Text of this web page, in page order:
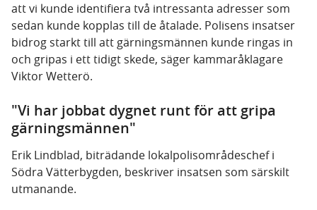
att vi kunde identifiera två intressanta adresser som
sedan kunde kopplas till de åtalade. Polisens insatser
bidrog starkt till att gärningsmännen kunde ringas in
och gripas i ett tidigt skede, säger kammaråklagare
Viktor Wetterö.
"Vi har jobbat dygnet runt för att gripa
gärningsmännen"
Erik Lindblad, biträdande lokalpolisområdeschef i
Södra Vätterbygden, beskriver insatsen som särskilt
utmanande.